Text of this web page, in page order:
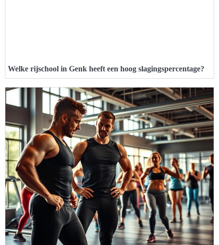
Welke rijschool in Genk heeft een hoog slagingspercentage?